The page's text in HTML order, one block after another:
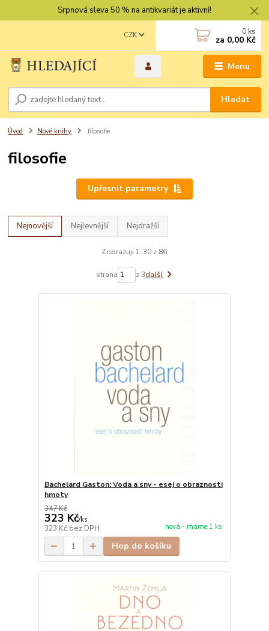
Srpnová sleva 50 % na antikvariát je aktivní!
Menu
CZK
Hledat
0 ks
za 0,00 Kč
Úvod Nové knihy filosofie
filosofie
Upřesnit parametry
Nejnovější Nejlevnější Nejdražší
Zobrazuji 1-30 z 86
strana z 3další
Bachelard Gaston: Voda a sny - esej o obraznosti
hmoty
347 Kč
323 Kč/ks
323 Kč bez DPH nová - máme 1 ks
Hop do košíku